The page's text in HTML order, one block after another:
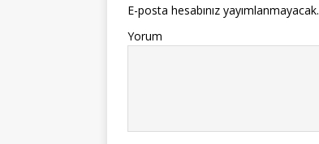
E-posta hesabınız yayımlanmayacak.
Yorum